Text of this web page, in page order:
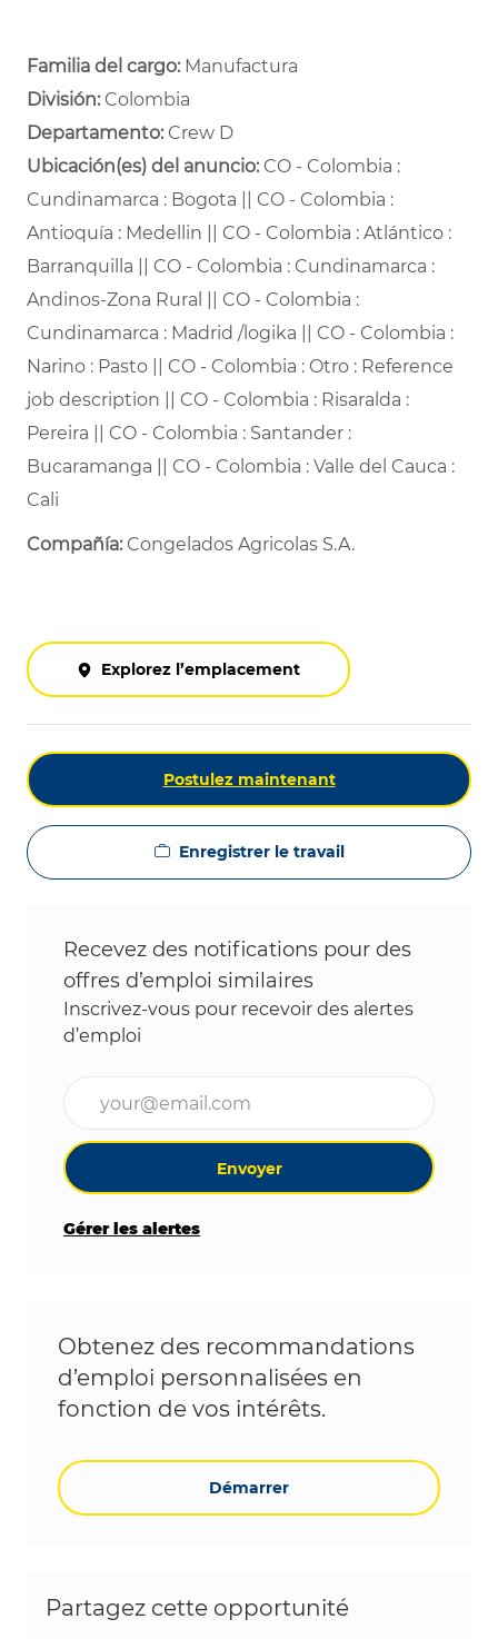
Familia del cargo: Manufactura
División: Colombia
Departamento: ​ Crew D ​
Ubicación(es) del anuncio:CO - Colombia :
Cundinamarca : Bogota || CO - Colombia :
Antioquía : Medellin || CO - Colombia : Atlántico :
Barranquilla || CO - Colombia : Cundinamarca :
Andinos-Zona Rural || CO - Colombia :
Cundinamarca : Madrid /logika || CO - Colombia :
Narino : Pasto || CO - Colombia : Otro : Reference
job description || CO - Colombia : Risaralda :
Pereira || CO - Colombia : Santander :
Bucaramanga || CO - Colombia : Valle del Cauca :
Cali
Compañía: Congelados Agricolas S.A.
Explorez l’emplacement
Postulez maintenant
Enregistrer le travail
Recevez des notifications pour des
offres d’emploi similaires
Inscrivez-vous pour recevoir des alertes
d’emploi
Envoyer
Gérer les alertes
Obtenez des recommandations
d’emploi personnalisées en
fonction de vos intérêts.
Démarrer
Partagez cette opportunité